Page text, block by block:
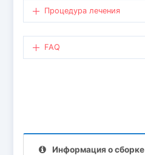
Процедура лечения
FAQ
Информация о сборке